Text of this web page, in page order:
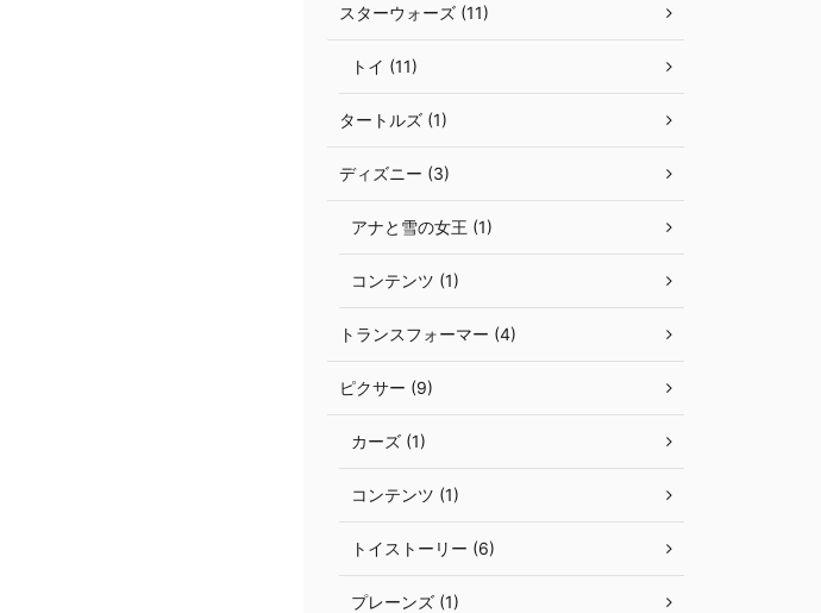
スターウォーズ (11)
トイ (11)
タートルズ (1)
ディズニー (3)
アナと雪の女王 (1)
コンテンツ (1)
トランスフォーマー (4)
ピクサー (9)
カーズ (1)
コンテンツ (1)
トイストーリー (6)
プレーンズ (1)